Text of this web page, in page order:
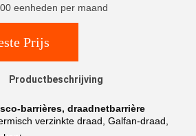
eenheden per maand
Prijs
Productbeschrijving
barrières, draadnetbarrière
verzinkte draad, Galfan-draad,